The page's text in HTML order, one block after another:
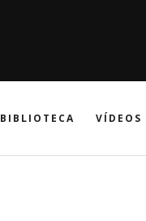
BIBLIOTECA VÍDEOS